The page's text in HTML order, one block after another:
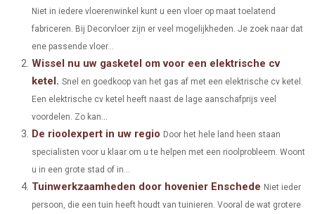
R
O
W
T
E
R
)
R
O
E
O
R
O
T
R
T
R
O
K
D
Niet in iedere vloerenwinkel kunt u een vloer op maat toelatend
fabriceren. Bij Decorvloer zijn er veel mogelijkheden. Je zoek naar dat
ene passende vloer...
Wissel nu uw gasketel om voor een elektrische cv
ketel. Snel en goedkoop van het gas af met een elektrische cv ketel.
Een elektrische cv ketel heeft naast de lage aanschafprijs veel
voordelen. Zo kan...
De rioolexpert in uw regio Door het hele land heen staan
specialisten voor u klaar om u te helpen met een rioolprobleem. Woont
u in een grote stad of in...
Tuinwerkzaamheden door hovenier Enschede Niet ieder
persoon, die een tuin heeft houdt van tuinieren. Vooral de wat grotere